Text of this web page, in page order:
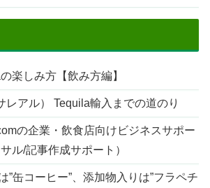
楽しみ方【飲み方編】
レアル） Tequila輸入までの道のり
の企業・飲食店向けビジネスサポー
ル/記事作成サポート）
”缶コーヒー”、添加物入りは”フラペチ